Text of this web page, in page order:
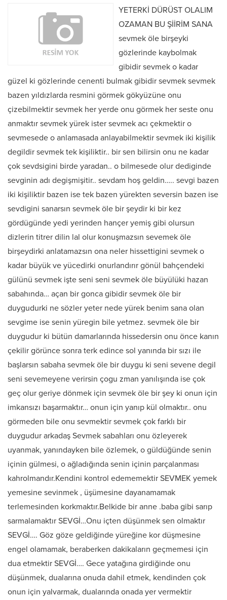
YETERKİ DÜRÜST OLALIM
OZAMAN BU ŞİİRİM SANA
sevmek öle birşeyki
gözlerinde kaybolmak
gibidir sevmek o kadar
güzel ki gözlerinde cenenti bulmak gibidir sevmek sevmek
bazen yıldızlarda resmini görmek gökyüzüne onu
çizebilmektir sevmek her yerde onu görmek her seste onu
anmaktır sevmek yürek ister sevmek acı çekmektir o
sevmesede o anlamasada anlayabilmektir sevmek iki kişilik
degildir sevmek tek kişiliktir.. bir sen bilirsin onu ne kadar
çok sevdsigini birde yaradan.. o bilmesede olur dediginde
sevginin adı degişmişitir.. sevdam hoş geldin….. sevgi bazen
iki kişiliktir bazen ise tek bazen yürekten seversin bazen ise
sevdigini sanarsın sevmek öle bir şeydir ki bir kez
gördügünde yedi yerinden hançer yemiş gibi olursun
dizlerin titrer dilin lal olur konuşmazsın sevemek öle
birşeydirki anlatamazsın ona neler hissettigini sevmek o
kadar büyük ve yücedirki onurlandırır gönül bahçendeki
gülünü sevmek işte seni seni sevmek öle büyülüki hazan
sabahında… açan bir gonca gibidir sevmek öle bir
duygudurki ne sözler yeter nede yürek benim sana olan
sevgime ise senin yüregin bile yetmez. sevmek öle bir
duygudur ki bütün damarlarında hissedersin onu önce kanın
çekilir görünce sonra terk edince sol yanında bir sızı ile
başlarsın sabaha sevmek öle bir duygu ki seni sevene degil
seni sevemeyene verirsin çogu zman yanılışında ise çok
geç olur geriye dönmek için sevmek öle bir şey ki onun için
imkansızı başarmaktır… onun için yanıp kül olmaktır.. onu
görmeden bile onu sevmektir sevmek çok farklı bir
duygudur arkadaş Sevmek sabahları onu özleyerek
uyanmak, yanındayken bile özlemek, o güldüğünde senin
içinin gülmesi, o ağladığında senin içinin parçalanması
kahrolmandır.Kendini kontrol edememektir SEVMEK yemek
yemesine sevinmek , üşümesine dayanamamak
terlemesinden korkmaktır.Belkide bir anne .baba gibi sarıp
sarmalamaktır SEVGİ…Onu içten düşünmek sen olmaktır
SEVGİ…. Göz göze geldiğinde yüreğine kor düşmesine
engel olamamak, beraberken dakikaların geçmemesi için
dua etmektir SEVGİ…. Gece yatağına girdiğinde onu
düşünmek, dualarına onuda dahil etmek, kendinden çok
onun için yalvarmak, dualarında onada yer vermektir